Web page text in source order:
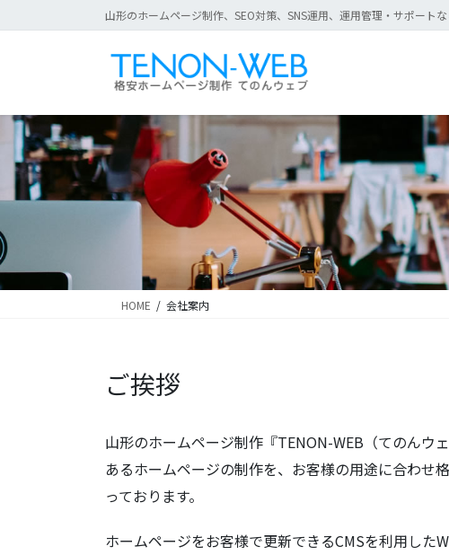
ン
に
ビ
ョ
動
山形のホームページ制作、SEO対策、SNS運用、運用管理・サポートな
HOME 会社案内
ご挨拶
山形のホームページ制作『TENON-WEB（てのんウ
あるホームページの制作を、お客様の用途に合わせ
っております。
ホームページをお客様で更新できるCMSを利用した